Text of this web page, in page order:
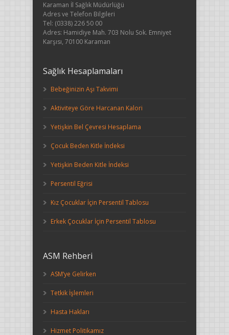
Karaman İl Sağlık Müdürlüğü
Adres ve Telefon Bilgileri
Tel: (0338) 226 50 00
Adres: Hamidiye Mah. 703 Nolu Sok. Emniyet
Karşısı, 70100 Karaman
Sağlık Hesaplamaları
Bebeğinizin Aşı Takvimi
Aktiviteye Göre Harcanan Kalori
Yetişkin Bel Çevresi Hesaplama
Çocuk Beden Kitle İndeksi
Yetişkin Beden Kitle İndeksi
Persentil Eğrisi
Kız Çocuklar İçin Persentil Tablosu
Erkek Çocuklar İçin Persentil Tablosu
ASM Rehberi
ASM’ye Gelirken
Tetkik İşlemleri
Hasta Hakları
Hizmet Politikamız